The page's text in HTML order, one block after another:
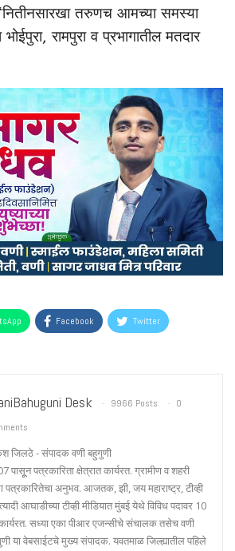
तरुणच आमच्या समस्या
रामपुरा व प्रभागातील मतदार
Facebook Twitter
Desk 9966 Posts
0
जिलठे - संपादक वणी बहुगुणी
पासूून पत्रकारिता क्षेत्रात कार्यरत. ग्रामीण व शहरी
पत्रकारितेचा अनुभव. आजतक, झी, जय महाराष्ट्र, टीव्ही
आघाडीच्या टीव्ही मीडियात मुंबई येथे विविध पदावर 10
कार्यरत. सध्या एका पीआर एजन्सीचे संचालक तसेच वणी
या वेबसाईटचे मुख्य संपादक. यवतमाळ जिल्ह्यातील पहिले